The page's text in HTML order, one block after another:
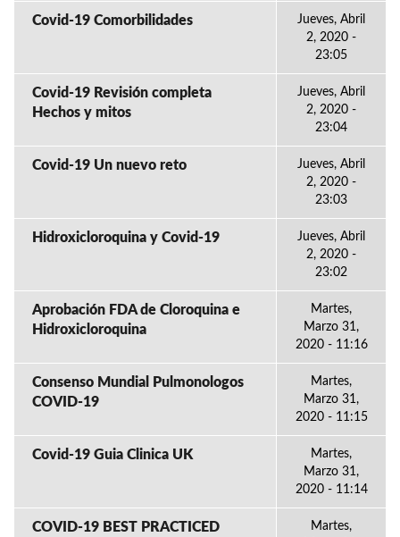
Covid-19 Comorbilidades
Jueves, Abril
2, 2020 -
23:05
Covid-19 Revisión completa
Hechos y mitos
Jueves, Abril
2, 2020 -
23:04
Covid-19 Un nuevo reto
Jueves, Abril
2, 2020 -
23:03
Hidroxicloroquina y Covid-19
Jueves, Abril
2, 2020 -
23:02
Aprobación FDA de Cloroquina e
Hidroxicloroquina
Martes,
Marzo 31,
2020 - 11:16
Consenso Mundial Pulmonologos
COVID-19
Martes,
Marzo 31,
2020 - 11:15
Covid-19 Guia Clinica UK
Martes,
Marzo 31,
2020 - 11:14
COVID-19 BEST PRACTICED
Martes,